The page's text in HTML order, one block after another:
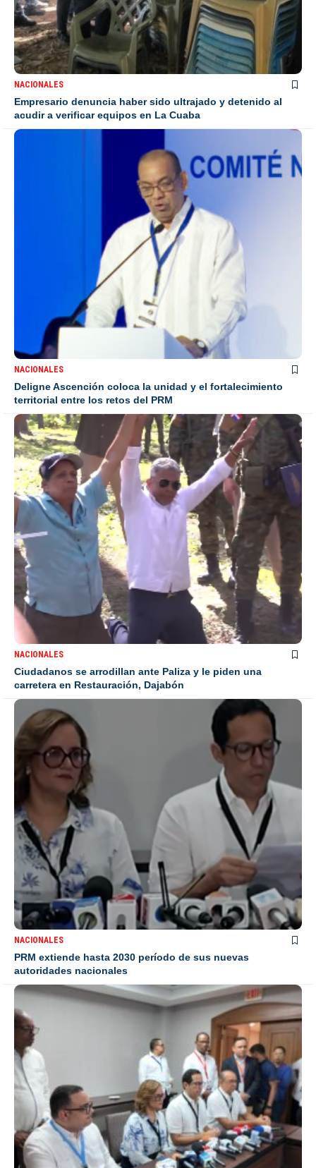
NACIONALES
Empresario denuncia haber sido ultrajado y detenido al
acudir a verificar equipos en La Cuaba
NACIONALES
Deligne Ascención coloca la unidad y el fortalecimiento
territorial entre los retos del PRM
NACIONALES
Ciudadanos se arrodillan ante Paliza y le piden una
carretera en Restauración, Dajabón
NACIONALES
PRM extiende hasta 2030 período de sus nuevas
autoridades nacionales